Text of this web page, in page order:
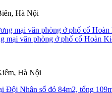
Hà Nội
mại văn phòng ở phố cổ Hoàn
Hà Nội